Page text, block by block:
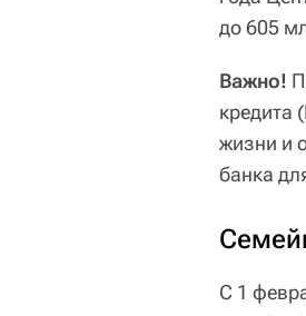
до 605
Важно!
кредита
жизни и
банка
С 1